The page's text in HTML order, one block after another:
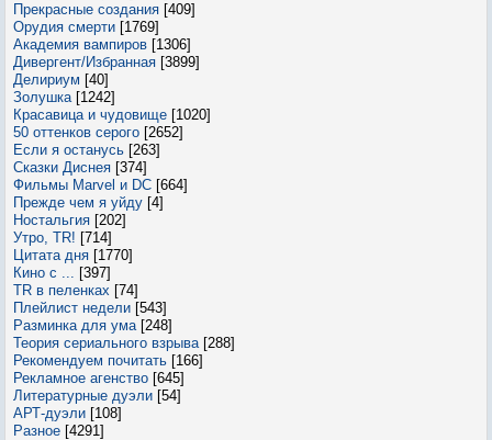
Прекрасные создания [409]
Орудия смерти [1769]
Академия вампиров [1306]
Дивергент/Избранная [3899]
Делириум [40]
Золушка [1242]
Красавица и чудовище [1020]
50 оттенков серого [2652]
Если я останусь [263]
Сказки Диснея [374]
Фильмы Marvel и DC [664]
Прежде чем я уйду [4]
Ностальгия [202]
Утро, TR! [714]
Цитата дня [1770]
Кино с ... [397]
TR в пеленках [74]
Плейлист недели [543]
Разминка для ума [248]
Теория сериального взрыва [288]
Рекомендуем почитать [166]
Рекламное агенство [645]
Литературные дуэли [54]
АРТ-дуэли [108]
Разное [4291]